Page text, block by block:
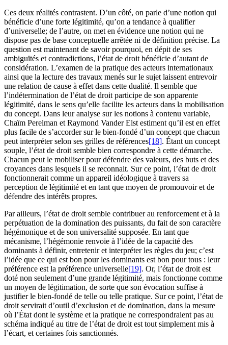
Ces deux réalités contrastent. D’un côté, on parle d’une notion qui
bénéficie d’une forte légitimité, qu’on a tendance à qualifier
d’universelle; de l’autre, on met en évidence une notion qui ne
dispose pas de base conceptuelle arrêtée ni de définition précise. La
question est maintenant de savoir pourquoi, en dépit de ses
ambiguïtés et contradictions, l’état de droit bénéficie d’autant de
considération. L’examen de la pratique des acteurs internationaux
ainsi que la lecture des travaux menés sur le sujet laissent entrevoir
une relation de cause à effet dans cette dualité. Il semble que
l’indétermination de l’état de droit participe de son apparente
légitimité, dans le sens qu’elle facilite les acteurs dans la mobilisation
du concept. Dans leur analyse sur les notions à contenu variable,
Chaïm Perelman et Raymond Vander Elst estiment qu’il est en effet
plus facile de s’accorder sur le bien-fondé d’un concept que chacun
peut interpréter selon ses grilles de références[18]. Étant un concept
souple, l’état de droit semble bien correspondre à cette démarche.
Chacun peut le mobiliser pour défendre des valeurs, des buts et des
croyances dans lesquels il se reconnait. Sur ce point, l’état de droit
fonctionnerait comme un appareil idéologique à travers sa
perception de légitimité et en tant que moyen de promouvoir et de
défendre des intérêts propres.
Par ailleurs, l’état de droit semble contribuer au renforcement et à la
perpétuation de la domination des puissants, du fait de son caractère
hégémonique et de son universalité supposée. En tant que
mécanisme, l’hégémonie renvoie à l’idée de la capacité des
dominants à définir, entretenir et interpréter les règles du jeu; c’est
l’idée que ce qui est bon pour les dominants est bon pour tous : leur
préférence est la préférence universelle[19]. Or, l’état de droit est
doté non seulement d’une grande légitimité, mais fonctionne comme
un moyen de légitimation, de sorte que son évocation suffise à
justifier le bien-fondé de telle ou telle pratique. Sur ce point, l’état de
droit servirait d’outil d’exclusion et de domination, dans la mesure
où l’État dont le système et la pratique ne correspondraient pas au
schéma indiqué au titre de l’état de droit est tout simplement mis à
l’écart, et certaines fois sanctionnés.